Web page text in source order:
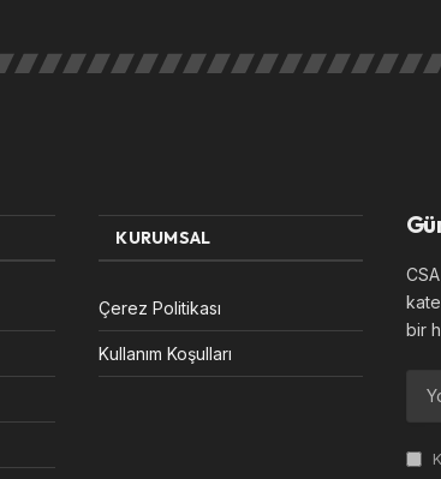
KURUMSAL
Çerez Politikası
Kullanım Koşulları
bir